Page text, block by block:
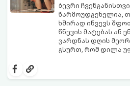
ბევრი
წარმოუდგენელია,
ხშირად იწვევს
წნევის მატებას ან
ვარდნას დღის
გსურთ, რომ დილა
შეინარჩუნოთ,
თქვენთვის